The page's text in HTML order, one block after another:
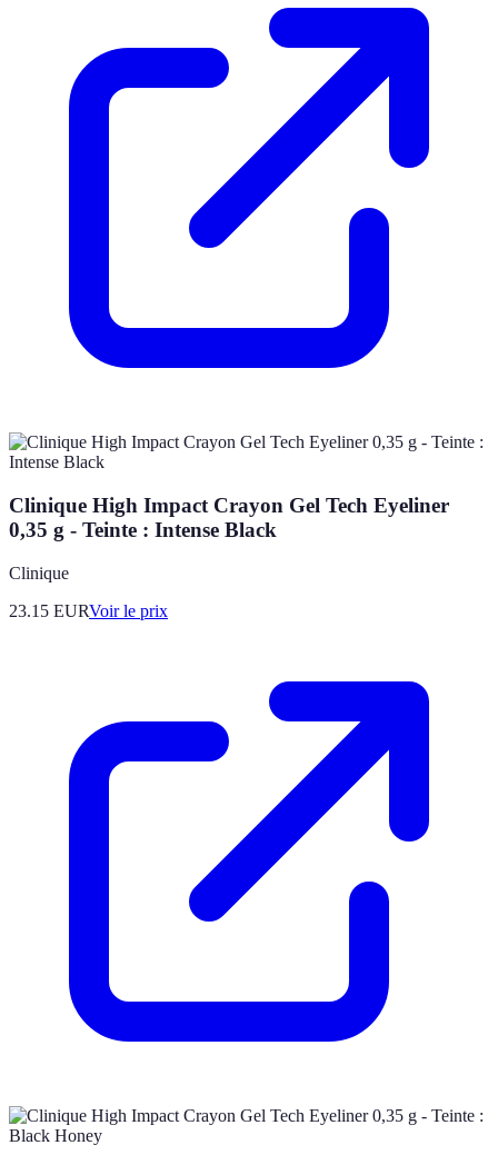
Clinique High Impact Crayon Gel Tech Eyeliner
0,35 g - Teinte : Intense Black
Clinique
23.15 EURVoir le prix